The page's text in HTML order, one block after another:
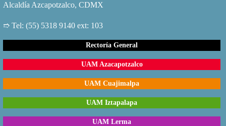
Alcaldía Azcapotzalco, CDMX
➱ Tel: (55) 5318 9140 ext: 103
Rectoría General
UAM Azacapotzalco
UAM Cuajimalpa
UAM Iztapalapa
UAM Lerma